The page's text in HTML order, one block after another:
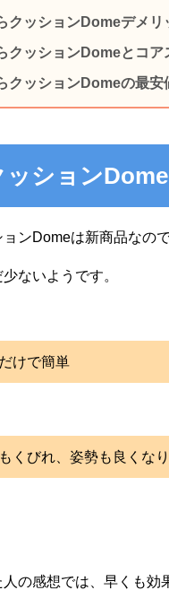
クッションDomeデメリ
クッションDomeとコア
クッションDomeの最
ション
ンDomeは新商品なの
ないようです。
けで簡単
くびれ、姿勢も良くな
の感想では、早くも効